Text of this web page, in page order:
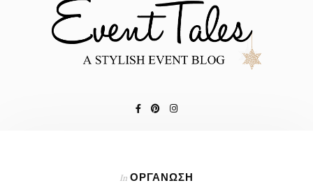
In ΟΡΓΑΝΩΣΗ